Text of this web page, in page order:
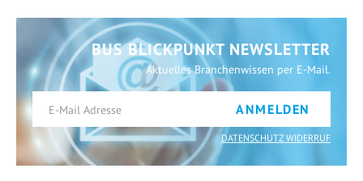
BUS BLICKPUNKT NEWSLETTER
Aktuelles Branchenwissen per E-Mail.
ANMELDEN
DATENSCHUTZ WIDERRUF